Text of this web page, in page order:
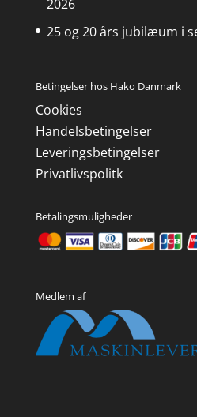
2026
25 og 20 års jubilæum i
Betingelser hos Hako Danmark
Cookies
Handelsbetingelser
Leveringsbetingelser
Privatlivspolitk
Betalingsmuligheder
Medlem af